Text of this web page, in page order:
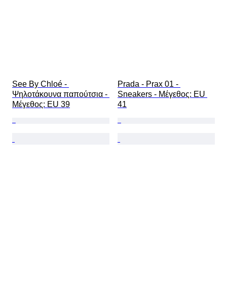
See By Chloé -
Ψηλοτάκουνα παπούτσια -
Mέγεθος: EU 39
Prada - Prax 01 -
Sneakers - Mέγεθος: EU
41